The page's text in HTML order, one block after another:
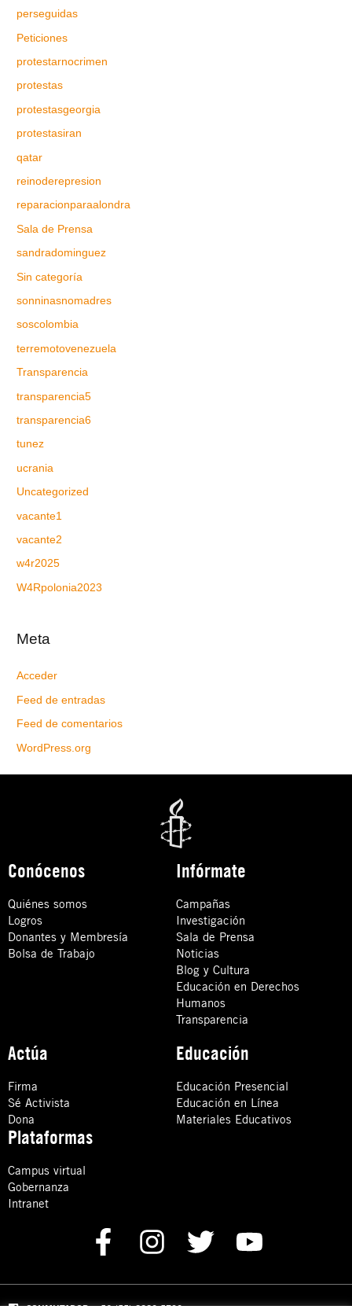
perseguidas
Peticiones
protestarnocrimen
protestas
protestasgeorgia
protestasiran
qatar
reinoderepresion
reparacionparaalondra
Sala de Prensa
sandradominguez
Sin categoría
sonninasnomadres
soscolombia
terremotovenezuela
Transparencia
transparencia5
transparencia6
tunez
ucrania
Uncategorized
vacante1
vacante2
w4r2025
W4Rpolonia2023
Meta
Acceder
Feed de entradas
Feed de comentarios
WordPress.org
Conócenos
Quiénes somos
Logros
Donantes y Membresía
Bolsa de Trabajo
Infórmate
Campañas
Investigación
Sala de Prensa
Noticias
Blog y Cultura
Educación en Derechos
Humanos
Transparencia
Actúa
Firma
Sé Activista
Dona
Educación
Educación Presencial
Educación en Línea
Materiales Educativos
Plataformas
Campus virtual
Gobernanza
Intranet
CONMUTADOR: +52 (55) 8880 5730